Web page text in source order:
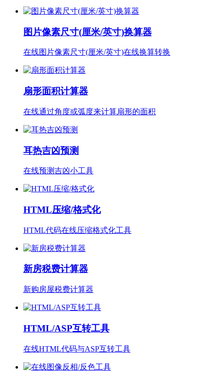
图片像素尺寸(厘米/英寸)换算器
在线图片像素尺寸(厘米/英寸)在线换算转换
扇形面积计算器
在线通过角度或弧度来计算扇形的面积
耳热吉凶预测
在线预测吉凶小工具
HTML压缩/格式化
HTML代码在线压缩格式化工具
新房税费计算器
新购房屋税费计算器
HTML/ASP互转工具
在线HTML代码与ASP互转工具